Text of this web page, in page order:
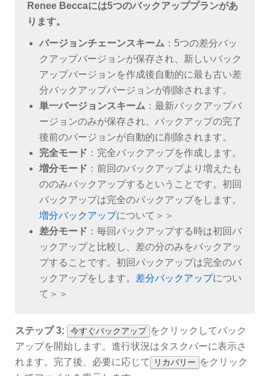
Renee Beccaには5つのバックアッププランがあ
ります。
バージョンチェーンスキーム ：5つの差分バッ
クアップバージョンが保存され、新しいバック
アップバージョンを作成後自動的に最も古い差
分バックアップバージョンが削除されます。
単一バージョンスキーム ：最新バックアップバ
ージョンのみが保存され、バックアップの完了
後前のバージョンが自動的に削除されます。
完全モード ：完全バックアップを作成します。
増分モード ：前回のバックアップより増えたも
ののみバックアップするということです。初回
バックアップは完全のバックアップをします。
増分バックアップについて＞＞
差分モード ：毎回バックアップする時は初回バ
ックアップと比較し、差の分のみをバックアッ
プすることです。初回バックアップは完全のバ
ックアップをします。 差分バックアップについ
て＞＞
ステップ 3: 今すぐバックアップ をクリックしてバック
アップを開始します。進行状況はタスクバーに表示さ
れます。完了後、必要に応じて
リカバリー をクリック